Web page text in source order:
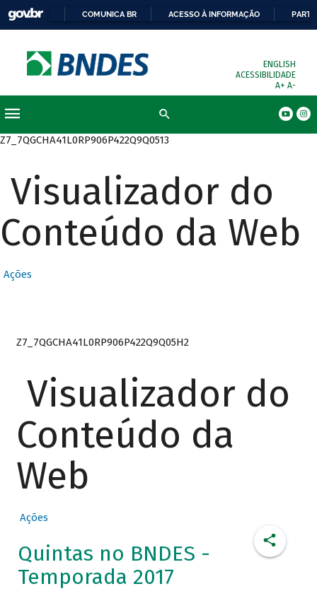
COMUNICA BR ACESSO À INFORMAÇÃO
ENGLISH
ACESSIBILIDADE
A+ A-
Z7_7QGCHA41L0RP906P422Q9Q0513
Visualizador do
Conteúdo da Web
Ações
Z7_7QGCHA41L0RP906P422Q9Q05H2
Visualizador do
Conteúdo da
Web
Ações
Quintas no BNDES -
Temporada 2017